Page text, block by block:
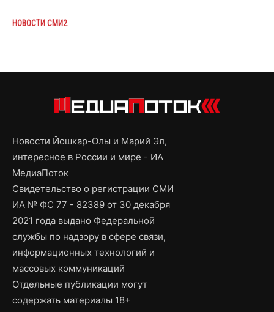
НОВОСТИ СМИ2
Новости Йошкар-Олы и Марий Эл,
интересное в России и мире - ИА
МедиаПоток
Свидетельство о регистрации СМИ
ИА № ФС 77 - 82389 от 30 декабря
2021 года выдано Федеральной
службы по надзору в сфере связи,
информационных технологий и
массовых коммуникаций
Отдельные публикации могут
содержать материалы 18+